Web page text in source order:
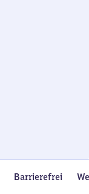
Barrierefrei